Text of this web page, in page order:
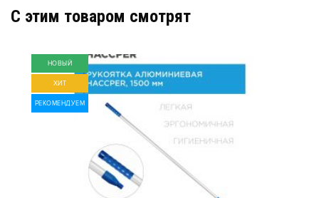
C этим товаром смотрят
НОВЫЙ
ХИТ
РЕКОМЕНДУЕМ